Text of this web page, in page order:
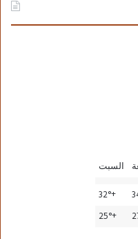
السبت
+
32°
+
25°